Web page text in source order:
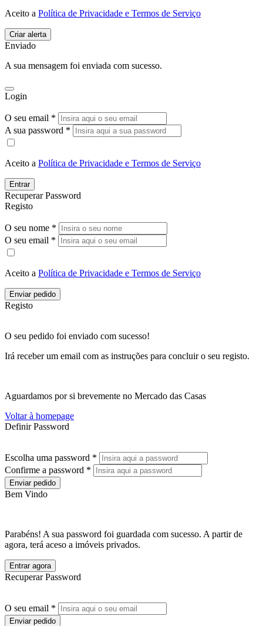
Aceito a Política de Privacidade e Termos de Serviço
Enviado
A sua mensagem foi enviada com sucesso.
Login
O seu email *
A sua password *
Aceito a Política de Privacidade e Termos de Serviço
Entrar
Recuperar Password
Registo
O seu nome *
O seu email *
Aceito a Política de Privacidade e Termos de Serviço
Enviar pedido
Registo
O seu pedido foi enviado com sucesso!
Irá receber um email com as instruções para concluir o seu registo.
Aguardamos por si brevemente no Mercado das Casas
Voltar à homepage
Definir Password
Escolha uma password *
Confirme a password *
Enviar pedido
Bem Vindo
Parabéns! A sua password foi guardada com sucesso. A partir de
agora, terá aceso a imóveis privados.
Entrar agora
Recuperar Password
O seu email *
Enviar pedido